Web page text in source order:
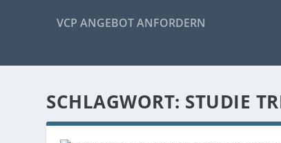
VCP ANGEBOT ANFORDERN
SCHLAGWORT: STUDIE